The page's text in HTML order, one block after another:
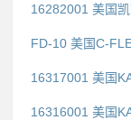
16282001 美国
FD-10 美国C-
16317001 美国
16316001 美国